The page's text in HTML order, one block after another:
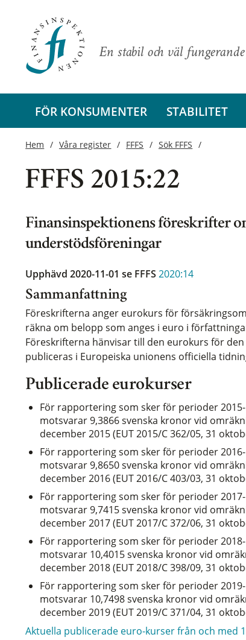
En stabil och väl
FÖR KONSUMENTER STABILITET
Hem Våra register FFFS Sök FFFS
FFFS 2015:22
Finansinspektionens föreskrifter
understödsföreningar
Upphävd 2020-11-01se FFFS2020:14
Sammanfattning
Föreskrifterna anger eurokurs för
räkna om belopp som anges i euro i
Föreskrifterna hänvisar till den eurokurs för
publiceras i Europeiska unionens officiella
Publicerade eurokurser
För rapportering som sker för perioder
motsvarar 9,3866 svenska kronor vid
december 2015 (EUT 2015/C 362/05, 31
För rapportering som sker för perioder
motsvarar 9,8650 svenska kronor vid
december 2016 (EUT 2016/C 403/03, 31
För rapportering som sker för perioder
motsvarar 9,7415 svenska kronor vid
december 2017 (EUT 2017/C 372/06, 31
För rapportering som sker för perioder
motsvarar 10,4015 svenska kronor vid
december 2018 (EUT 2018/C 398/09, 31
För rapportering som sker för perioder
motsvarar 10,7498 svenska kronor vid
december 2019 (EUT 2019/C 371/04, 31
Aktuella publicerade euro-kurser från och med 1